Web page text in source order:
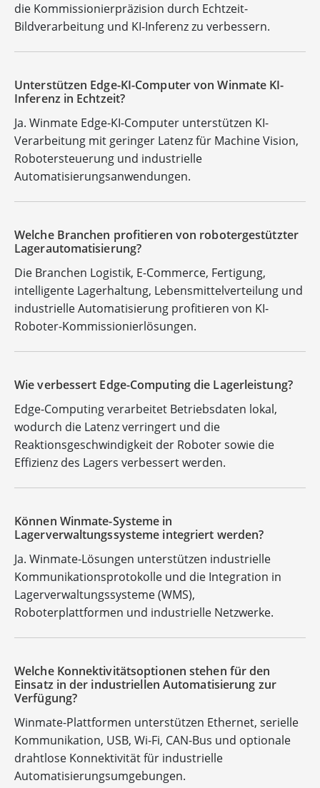
die Kommissionierpräzision durch Echtzeit-
Bildverarbeitung und KI-Inferenz zu verbessern.
Unterstützen Edge-KI-Computer von Winmate KI-
Inferenz in Echtzeit?
Ja. Winmate Edge-KI-Computer unterstützen KI-
Verarbeitung mit geringer Latenz für Machine Vision,
Robotersteuerung und industrielle
Automatisierungsanwendungen.
Welche Branchen profitieren von robotergestützter
Lagerautomatisierung?
Die Branchen Logistik, E-Commerce, Fertigung,
intelligente Lagerhaltung, Lebensmittelverteilung und
industrielle Automatisierung profitieren von KI-
Roboter-Kommissionierlösungen.
Wie verbessert Edge-Computing die Lagerleistung?
Edge-Computing verarbeitet Betriebsdaten lokal,
wodurch die Latenz verringert und die
Reaktionsgeschwindigkeit der Roboter sowie die
Effizienz des Lagers verbessert werden.
Können Winmate-Systeme in
Lagerverwaltungssysteme integriert werden?
Ja. Winmate-Lösungen unterstützen industrielle
Kommunikationsprotokolle und die Integration in
Lagerverwaltungssysteme (WMS),
Roboterplattformen und industrielle Netzwerke.
Welche Konnektivitätsoptionen stehen für den
Einsatz in der industriellen Automatisierung zur
Verfügung?
Winmate-Plattformen unterstützen Ethernet, serielle
Kommunikation, USB, Wi-Fi, CAN-Bus und optionale
drahtlose Konnektivität für industrielle
Automatisierungsumgebungen.